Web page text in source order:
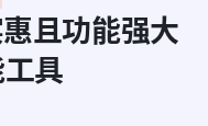
且功能强大
具